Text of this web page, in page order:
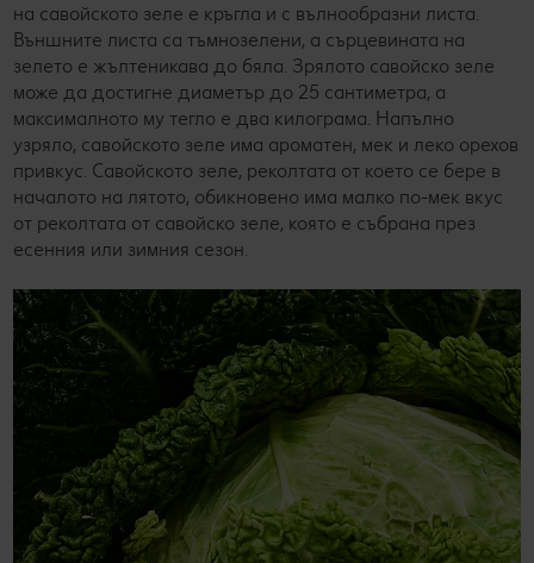
на савойското зеле е кръгла и с вълнообразни листа.
Външните листа са тъмнозелени, а сърцевината на
зелето е жълтеникава до бяла. Зрялото савойско зеле
може да достигне диаметър до 25 сантиметра, а
максималното му тегло е два килограма. Напълно
узряло, савойското зеле има ароматен, мек и леко орехов
привкус. Савойското зеле, реколтата от което се бере в
началото на лятото, обикновено има малко по-мек вкус
от реколтата от савойско зеле, която е събрана през
есенния или зимния сезон.